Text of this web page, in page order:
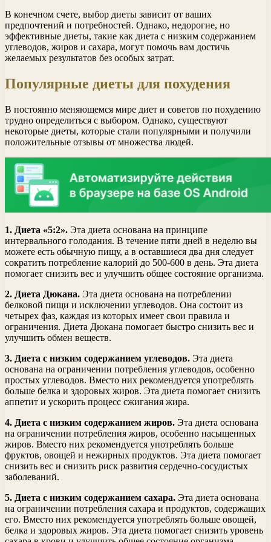
В конечном счете, выбор диеты зависит от ваших
предпочтений и потребностей. Однако, недорогие, но
эффективные диеты, такие как диета с низким содержанием
углеводов, жиров и сахара, могут помочь вам достичь
желаемых результатов без особых затрат.
Популярные диеты для похудения
В постоянно меняющемся мире диет и советов по похудению
трудно определиться с выбором. Однако, существуют
некоторые диеты, которые стали популярными и получили
положительные отзывы от множества людей.
1. Диета «5:2». Эта диета основана на принципе
интервального голодания. В течение пяти дней в неделю вы
можете есть обычную пищу, а в оставшиеся два дня следует
сократить потребление калорий до 500-600 в день. Эта диета
помогает снизить вес и улучшить общее состояние организма.
2. Диета Дюкана. Эта диета основана на потреблении
белковой пищи и исключении углеводов. Она состоит из
четырех фаз, каждая из которых имеет свои правила и
ограничения. Диета Дюкана помогает быстро снизить вес и
улучшить обмен веществ.
3. Диета с низким содержанием углеводов. Эта диета
основана на ограничении потребления углеводов, особенно
простых углеводов. Вместо них рекомендуется употреблять
больше белка и здоровых жиров. Эта диета помогает снизить
аппетит и ускорить процесс сжигания жира.
4. Диета с низким содержанием жиров. Эта диета основана
на ограничении потребления жиров, особенно насыщенных
жиров. Вместо них рекомендуется употреблять больше
фруктов, овощей и нежирных продуктов. Эта диета помогает
снизить вес и снизить риск развития сердечно-сосудистых
заболеваний.
5. Диета с низким содержанием сахара. Эта диета основана
на ограничении потребления сахара и продуктов, содержащих
его. Вместо них рекомендуется употреблять больше овощей,
белка и здоровых жиров. Эта диета помогает снизить уровень